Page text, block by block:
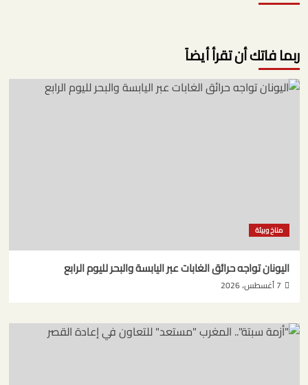
ربما فاتك أن تقرأ أيضاً
مناخ وبيئة
اليونان تواجه حرائق الغابات عبر اليابسة والبحر لليوم الرابع
7 أغسطس، 2026